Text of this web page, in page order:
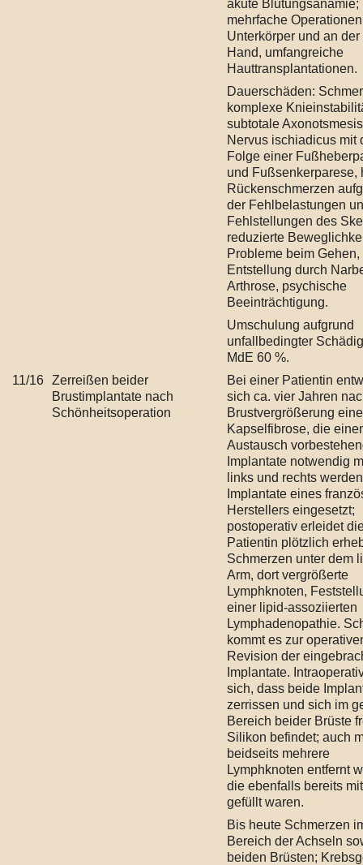
akute Blutungsanämie;
mehrfache
Unterkörper und an der
Hand, umfangreiche
Hauttransplantationen.
Dauerschäden:
komplexe
subtotale
Nervus ischiadicus mit
Folge einer
und Fußsenkerparese,
Rückenschmerzen
der Fehlbelastungen
Fehlstellungen des
reduzierte
Probleme beim Gehen,
Entstellung durch
Arthrose, psychische
Beeinträchtigung.
Umschulung aufgrund
unfallbedingter
MdE 60 %.
11/16 Zerreißen beider
Brustimplantate nach
Schönheitsoperation
Bei einer Patientin
sich ca. vier Jahren
Brustvergrößerung eine
Kapselfibrose, die
Austausch
Implantate notwendig
links und rechts werden
Implantate eines
Herstellers eingesetzt;
postoperativ erleidet
Patientin plötzlich
Schmerzen unter dem
Arm, dort vergrößerte
Lymphknoten,
einer lipid-assoziierten
Lymphadenopathie.
kommt es zur
Revision der
Implantate.
sich, dass beide
zerrissen und sich im
Bereich beider Brüste
Silikon befindet; auch
beidseits mehrere
Lymphknoten entfernt
die ebenfalls bereits
gefüllt waren.
Bis heute Schmerzen
Bereich der Achseln
beiden Brüsten;